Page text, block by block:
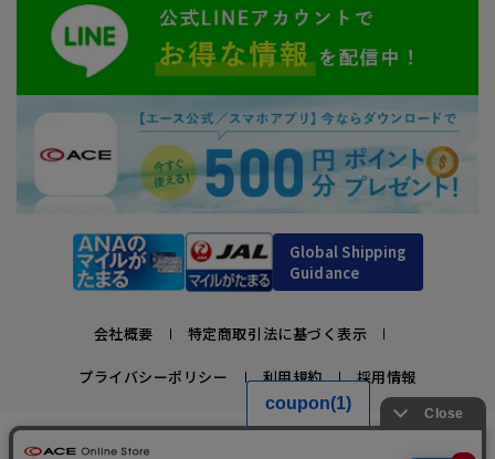
Global Shipping
Guidance
会社概要 特定商取引法に基づく表示
プライバシーポリシー 利用規約 採用情報
かばんの総合メーカー、エース公式サイト